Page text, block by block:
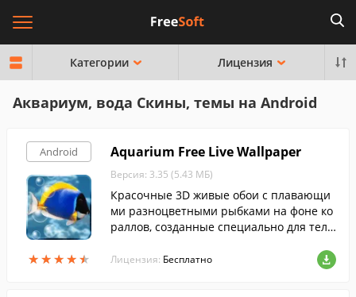
Категории Лицензия
Аквариум, вода Скины, темы на Android
Android
★★★★★
★★★★★
Aquarium Free Live Wallpaper
Версия: 3.35 (5.43 МБ)
Красочные 3D живые обои с плавающи
ми разноцветными рыбками на фоне ко
раллов, созданные специально для теле
Лицензия: Бесплатно